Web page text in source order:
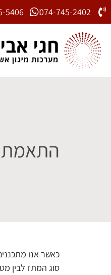
074-745-2402
5406
התאמת
כאשר אנו
סוג המתז לבין